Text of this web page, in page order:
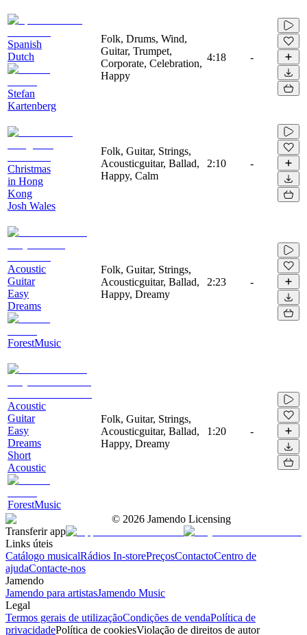
Spanish
Dutch
Stefan
Kartenberg
Folk, Drums, Wind,
Guitar, Trumpet,
Corporate, Celebration,
Happy
4:18 -
Christmas
in Hong
Kong
Josh Wales
Folk, Guitar, Strings,
Acousticguitar, Ballad,
Happy, Calm
2:10 -
Acoustic
Guitar
Easy
Dreams
ForestMusic
Folk, Guitar, Strings,
Acousticguitar, Ballad,
Happy, Dreamy
2:23 -
Acoustic
Guitar
Easy
Dreams
Short
Acoustic
ForestMusic
Folk, Guitar, Strings,
Acousticguitar, Ballad,
Happy, Dreamy
1:20 -
© 2026 Jamendo Licensing
Transferir app
Links úteis
Catálogo musicalRádios In-storePreçosContactoCentro de
ajudaContacte-nos
Jamendo
Jamendo para artistasJamendo Music
Legal
Termos gerais de utilizaçãoCondições de vendaPolítica de
privacidadePolítica de cookiesViolação de direitos de autor